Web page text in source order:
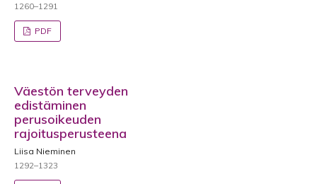
1260–1291
PDF
Väestön terveyden
edistäminen
perusoikeuden
rajoitusperusteena
Liisa Nieminen
1292–1323